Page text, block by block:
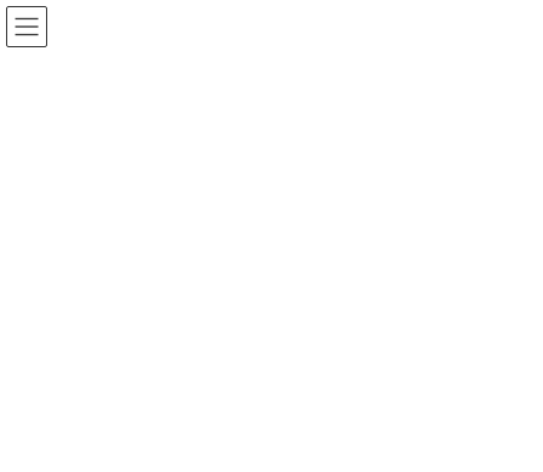
コ
ン
ナ
ビ